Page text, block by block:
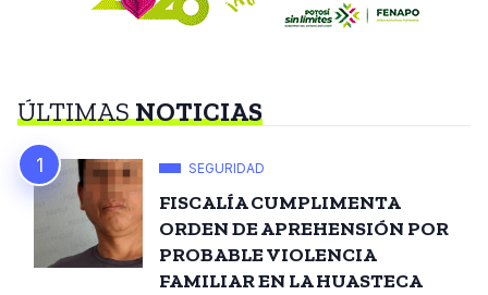
ÚLTIMASNOTICIAS
SEGURIDAD
FISCALÍA CUMPLIMENTA
ORDEN DE APREHENSIÓN POR
PROBABLE VIOLENCIA
FAMILIAR EN LA HUASTECA